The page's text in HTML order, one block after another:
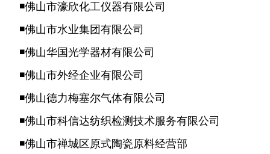
◾佛山市濠欣化工仪器有限公司
◾佛山市水业集团有限公司
◾佛山华国光学器材有限公司
◾佛山市外经企业有限公司
◾佛山德力梅塞尔气体有限公司
◾佛山市科信达纺织检测技术服务有限公司
◾佛山市禅城区原式陶瓷原料经营部